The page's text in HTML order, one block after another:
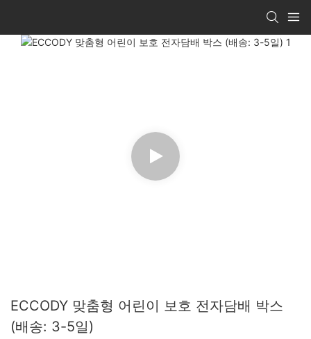
ECCODY 맞춤형 어린이 보호 전자담배 박스
(배송: 3-5일)